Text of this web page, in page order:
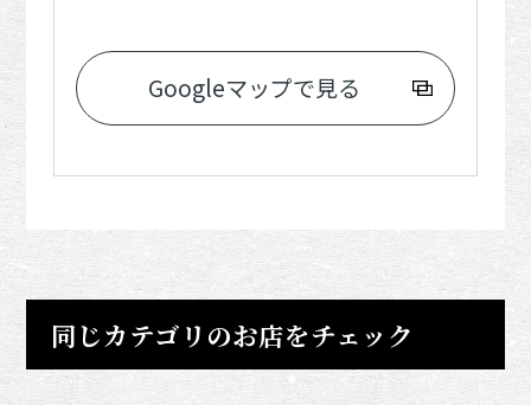
Googleマップで見る
同じカテゴリのお店をチェック